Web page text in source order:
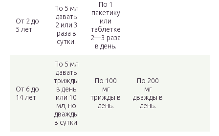
От 2 до
5 лет
По 5 мл
давать
2 или 3
раза в
сутки.
По 1
пакетику
или
таблетке
2—3 раза
в день.
От 6 до
14 лет
По 5 мл
давать
трижды
в день
или 10
мл, но
дважды
в сутки.
По 100
мг
трижды в
день.
По 200
мг
дважды в
день.